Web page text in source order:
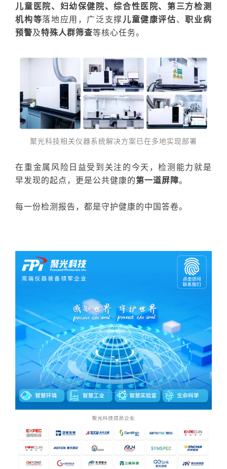
儿童医院、妇幼保健院、综合性医院、第三方检测
机构等落地应用，广泛支撑儿童健康评估、职业病
预警及特殊人群筛查等核心任务。
聚光科技相关仪器系统解决方案已在多地实现部署
在重金属风险日益受到关注的今天，检测能力就是
早发现的起点，更是公共健康的第一道屏障。
每一份检测报告，都是守护健康的中国答卷。